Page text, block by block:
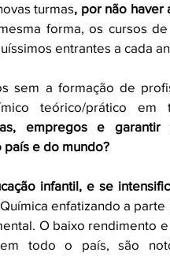
turmas, por não haver
forma, os cursos
entrantes a cada
sem a formação de
teórico/prático em
empregos e
e do mundo?
infantil, e se
enfatizando a
O baixo rendimento
todo o país, são